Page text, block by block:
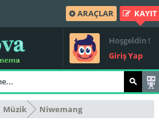
ARAÇLAR KAYIT
Hoşgeldin !
Giriş Yap
Müzik Niwemang